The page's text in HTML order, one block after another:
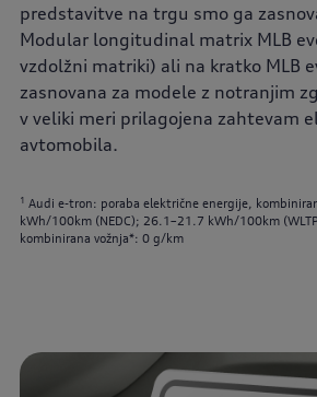
predstavitve na trgu smo ga
Modular longitudinal matrix MLB
vzdolžni matriki) ali na kratko MLB
zasnovana za modele z notranjim
v veliki meri prilagojena zahtevam
avtomobila.
1 Audi e-tron: poraba električne energije,
kWh/100km (NEDC); 26.1–21.7 kWh/100km
kombinirana vožnja*: 0 g/km